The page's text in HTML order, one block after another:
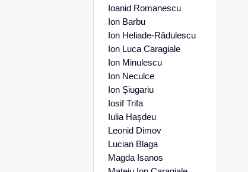
Ioanid Romanescu
Ion Barbu
Ion Heliade-Rădulescu
Ion Luca Caragiale
Ion Minulescu
Ion Neculce
Ion Șiugariu
Iosif Trifa
Iulia Haşdeu
Leonid Dimov
Lucian Blaga
Magda Isanos